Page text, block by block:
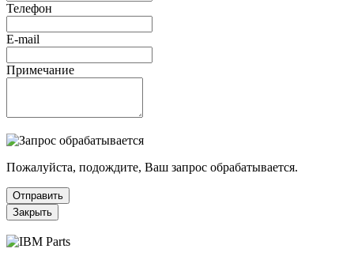
Телефон
E-mail
Примечание
Пожалуйста, подождите, Ваш запрос обрабатывается.
Отправить
Закрыть